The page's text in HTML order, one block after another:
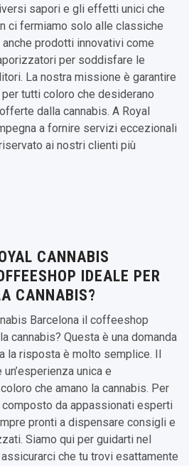
sapori e gli effetti unici che
ci fermiamo solo alle classiche
prodotti innovativi come
per soddisfare le
La nostra missione è garantire
tutti coloro che desiderano
dalla cannabis. A Royal
a fornire servizi eccezionali
ai nostri clienti più
CANNABIS
IDEALE PER
CANNABIS?
Barcelona il coffeeshop
cannabis? Questa è una domanda
la risposta è molto semplice. Il
unica e
che amano la cannabis. Per
da appassionati esperti
pronti a dispensare consigli e
Siamo qui per guidarti nel
che tu trovi esattamente